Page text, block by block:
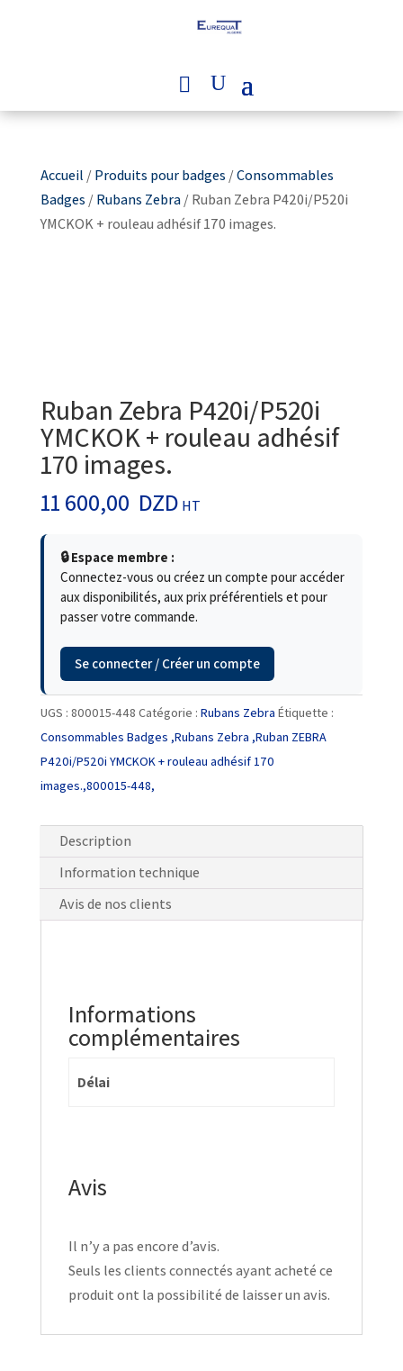
Accueil /Produits pour badges /Consommables
Badges /Rubans Zebra/ Ruban Zebra P420i/P520i
YMCKOK + rouleau adhésif 170 images.
Ruban Zebra P420i/P520i
YMCKOK + rouleau adhésif
170 images.
11 600,00 DZD HT
🔒 Espace membre :
Connectez-vous ou créez un compte pour accéder
aux disponibilités, aux prix préférentiels et pour
passer votre commande.
Se connecter / Créer un compte
UGS : 800015-448 Catégorie : Rubans Zebra Étiquette :
Consommables Badges ,Rubans Zebra ,Ruban ZEBRA
P420i/P520i YMCKOK + rouleau adhésif 170
images.,800015-448,
Description
Information technique
Avis de nos clients
Informations
complémentaires
Délai
Avis
Il n’y a pas encore d’avis.
Seuls les clients connectés ayant acheté ce
produit ont la possibilité de laisser un avis.